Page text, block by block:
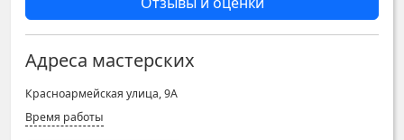
Адреса мастерских
Красноармейская улица, 9А
Время работы